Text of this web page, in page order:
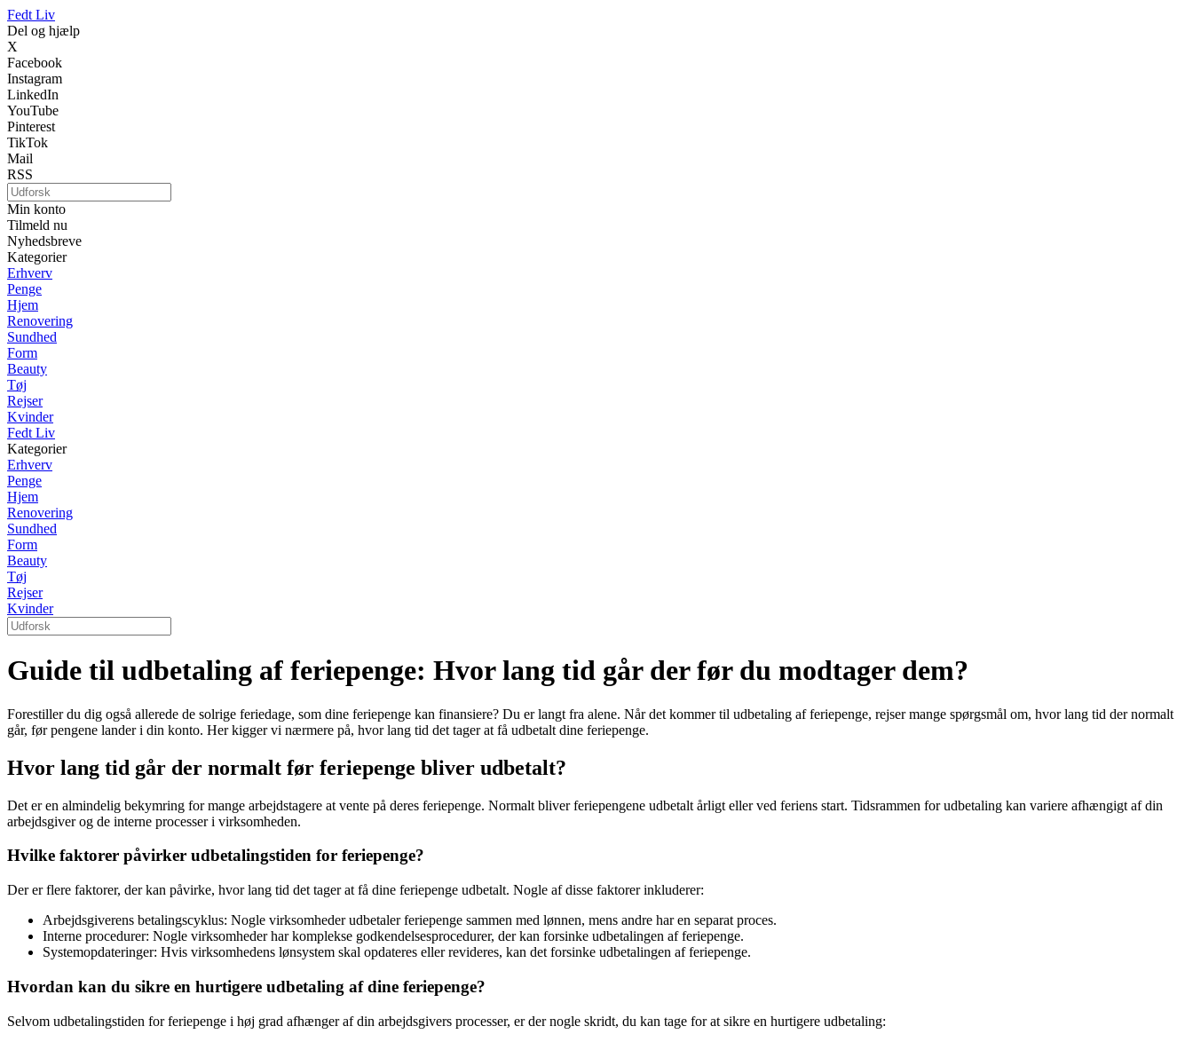
Fedt Liv
Del og hjælp
X
Facebook
Instagram
LinkedIn
YouTube
Pinterest
TikTok
Mail
RSS
Min konto
Tilmeld nu
Nyhedsbreve
Kategorier
Erhverv
Penge
Hjem
Renovering
Sundhed
Form
Beauty
Tøj
Rejser
Kvinder
Fedt Liv
Kategorier
Erhverv
Penge
Hjem
Renovering
Sundhed
Form
Beauty
Tøj
Rejser
Kvinder
Guide til udbetaling af feriepenge: Hvor lang tid går der før du modtager dem?
Forestiller du dig også allerede de solrige feriedage, som dine feriepenge kan finansiere? Du er langt fra alene. Når det kommer til udbetaling af feriepenge, rejser mange spørgsmål om, hvor lang tid der normalt
går, før pengene lander i din konto. Her kigger vi nærmere på, hvor lang tid det tager at få udbetalt dine feriepenge.
Hvor lang tid går der normalt før feriepenge bliver udbetalt?
Det er en almindelig bekymring for mange arbejdstagere at vente på deres feriepenge. Normalt bliver feriepengene udbetalt årligt eller ved feriens start. Tidsrammen for udbetaling kan variere afhængigt af din
arbejdsgiver og de interne processer i virksomheden.
Hvilke faktorer påvirker udbetalingstiden for feriepenge?
Der er flere faktorer, der kan påvirke, hvor lang tid det tager at få dine feriepenge udbetalt. Nogle af disse faktorer inkluderer:
Arbejdsgiverens betalingscyklus: Nogle virksomheder udbetaler feriepenge sammen med lønnen, mens andre har en separat proces.
Interne procedurer: Nogle virksomheder har komplekse godkendelsesprocedurer, der kan forsinke udbetalingen af feriepenge.
Systemopdateringer: Hvis virksomhedens lønsystem skal opdateres eller revideres, kan det forsinke udbetalingen af feriepenge.
Hvordan kan du sikre en hurtigere udbetaling af dine feriepenge?
Selvom udbetalingstiden for feriepenge i høj grad afhænger af din arbejdsgivers processer, er der nogle skridt, du kan tage for at sikre en hurtigere udbetaling: